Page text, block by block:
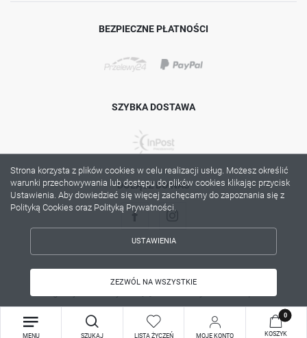
BEZPIECZNE PŁATNOŚCI
SZYBKA DOSTAWA
DOŁĄCZ DO NAS
Copyright by lama.com.pl
MENU SZUKAJ LISTA ŻYCZEŃ MOJE KONTO
0
KOSZYK
Strona korzysta z plików cookies w celu realizacji usług. Możesz określić
warunki przechowywania lub dostępu do plików cookies klikając przycisk
Ustawienia. Aby dowiedzieć się więcej zachęcamy do zapoznania się z
Polityką Cookies oraz Polityką Prywatności.
USTAWIENIA
ZEZWÓL NA WSZYSTKIE
ZEZWÓL NA WSZYSTKIE